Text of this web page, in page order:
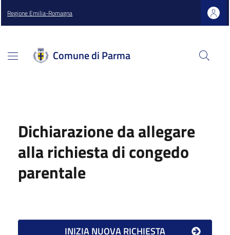
Regione Emilia-Romagna
Comune di Parma
Dichiarazione da allegare
alla richiesta di congedo
parentale